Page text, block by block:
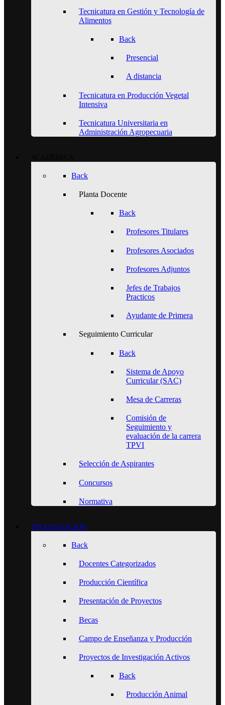
Tecnicatura en Gestión y Tecnología de
Alimentos
Back
Presencial
A distancia
Tecnicatura en Producción Vegetal
Intensiva
Tecnicatura Universitaria en
Administración Agropecuaria
Back
Planta Docente
Back
Profesores Titulares
Profesores Asociados
Profesores Adjuntos
Jefes de Trabajos
Practicos
Ayudante de Primera
Seguimiento Curricular
Back
Sistema de Apoyo
Curricular (SAC)
Mesa de Carreras
Comisión de
Seguimiento y
evaluación de la carrera
TPVI
Selección de Aspirantes
Concursos
Normativa
INVESTIGACIÓN
Back
Docentes Categorizados
Producción Científica
Presentación de Proyectos
Becas
Campo de Enseñanza y Producción
Proyectos de Investigación Activos
Back
Producción Animal